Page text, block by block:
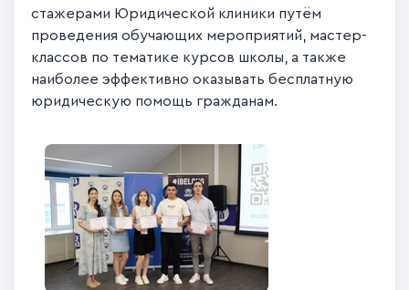
стажерами Юридической клиники путём
проведения обучающих мероприятий, мастер-
классов по тематике курсов школы, а также
наиболее эффективно оказывать бесплатную
юридическую помощь гражданам.